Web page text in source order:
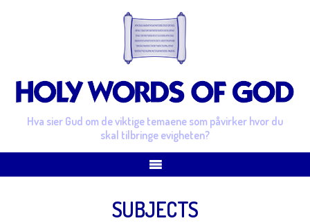
Hva sier Gud om de viktige temaene som påvirker hvor du
skal tilbringe evigheten?
SUBJECTS